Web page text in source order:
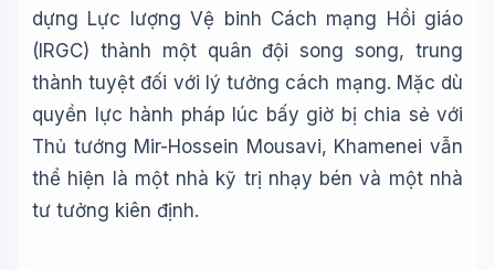
dựng Lực lượng Vệ binh Cách mạng Hồi giáo
(IRGC) thành một quân đội song song, trung
thành tuyệt đối với lý tưởng cách mạng. Mặc dù
quyền lực hành pháp lúc bấy giờ bị chia sẻ với
Thủ tướng Mir-Hossein Mousavi, Khamenei vẫn
thể hiện là một nhà kỹ trị nhạy bén và một nhà
tư tưởng kiên định.